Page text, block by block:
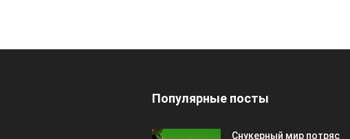
Популярные посты
Снукерный мир потряс